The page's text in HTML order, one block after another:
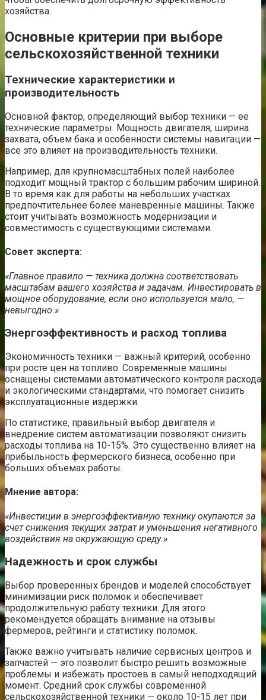
хозяйства.
Основные критерии при выборе
сельскохозяйственной техники
Технические характеристики и
производительность
Основной фактор, определяющий выбор техники — ее
технические параметры. Мощность двигателя, ширина
захвата, объем бака и особенности системы навигации —
все это влияет на производительность техники.
Например, для крупномасштабных полей наиболее
подходит мощный трактор с большим рабочим шириной.
В то время как для работы на небольших участках
предпочтительнее более маневренные машины. Также
стоит учитывать возможность модернизации и
совместимость с существующими системами.
Совет эксперта:
«Главное правило — техника должна соответствовать
масштабам вашего хозяйства и задачам. Инвестировать в
мощное оборудование, если оно используется мало, —
невыгодно.»
Энергоэффективность и расход топлива
Экономичность техники — важный критерий, особенно
при росте цен на топливо. Современные машины
оснащены системами автоматического контроля расхода
и экологическими стандартами, что помогает снизить
эксплуатационные издержки.
По статистике, правильный выбор двигателя и
внедрение систем автоматизации позволяют снизить
расходы топлива на 10-15%. Это существенно влияет на
прибыльность фермерского бизнеса, особенно при
больших объемах работы.
Мнение автора:
«Инвестиции в энергоэффективную технику окупаются за
счет снижения текущих затрат и уменьшения негативного
воздействия на окружающую среду.»
Надежность и срок службы
Выбор проверенных брендов и моделей способствует
минимизации риск поломок и обеспечивает
продолжительную работу техники. Для этого
рекомендуется обращать внимание на отзывы
фермеров, рейтинги и статистику поломок.
Также важно учитывать наличие сервисных центров и
запчастей — это позволит быстро решить возможные
проблемы и избежать простоев в самый неподходящий
момент. Средний срок службы современной
сельскохозяйственной техники — около 10-15 лет при